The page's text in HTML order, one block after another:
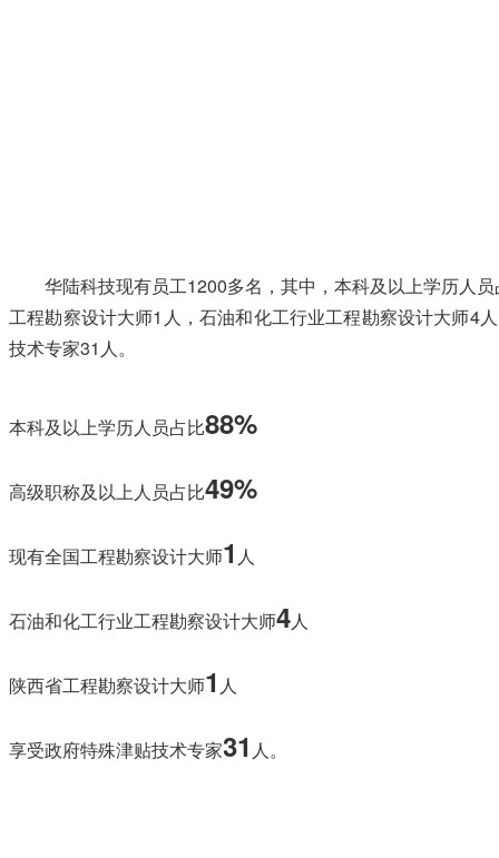
公司简介
公司领导
组织架构
公司资质
项目动态
华陆科技现有员工1200多名，其中，本科及以上学历人员
工程勘察设计大师1人，石油和化工行业工程勘察设计大师4
技术专家31人。
本科及以上学历人员占比88%
高级职称及以上人员占比49%
现有全国工程勘察设计大师1 人
石油和化工行业工程勘察设计大师4人
陕西省工程勘察设计大师1 人
享受政府特殊津贴技术专家31 人。